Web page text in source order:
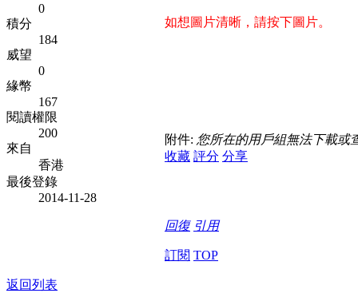
0
積分
184
威望
0
緣幣
167
閱讀權限
200
來自
香港
最後登錄
2014-11-28
如想圖片清晰，請按下圖片。
附件: 您所在的用戶組無法下載或
收藏 評分 分享
回復 引用
訂閱 TOP
返回列表